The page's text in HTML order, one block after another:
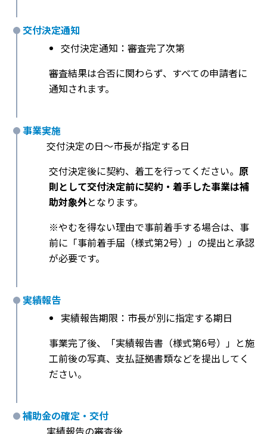
交付決定通知
交付決定通知：審査完了次第
審査結果は合否に関わらず、すべての申請者に
通知されます。
事業実施
交付決定の日〜市長が指定する日
交付決定後に契約、着工を行ってください。 原
則として交付決定前に契約・着手した事業は補
助対象外となります。
※やむを得ない理由で事前着手する場合は、事
前に「事前着手届（様式第2号）」の提出と承認
が必要です。
実績報告
実績報告期限：市長が別に指定する期日
事業完了後、「実績報告書（様式第6号）」と施
工前後の写真、支払証拠書類などを提出してく
ださい。
補助金の確定・交付